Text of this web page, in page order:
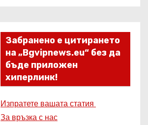
Забранено е цитирането
на „Bgvipnews.eu“ без да
бъде приложен
хиперлинк!
Изпратете вашата статия
За връзка с нас